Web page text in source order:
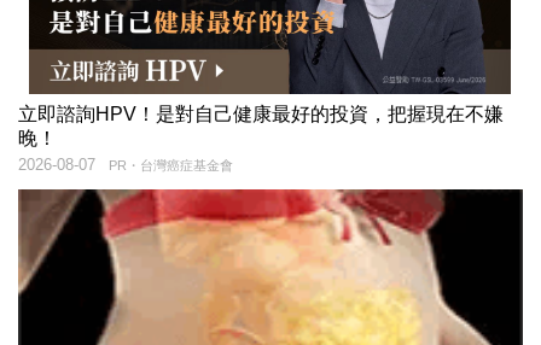
立即諮詢HPV！是對自己健康最好的投資，把握現在不嫌
晚！
PR・台灣癌症基金會
2026-08-07